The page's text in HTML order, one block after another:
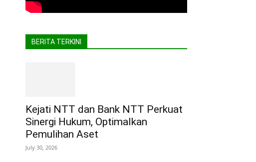
BERITA TERKINI
Kejati NTT dan Bank NTT Perkuat
Sinergi Hukum, Optimalkan
Pemulihan Aset
July 30, 2026